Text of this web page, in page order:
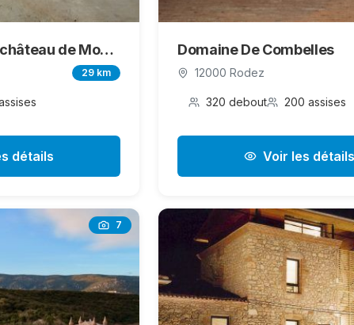
Salle des fêtes du château de Montaigut
29 km
détails
Domaine De Combelles
12000 Rodez
320 debout 200 assises
Voir les détails
7